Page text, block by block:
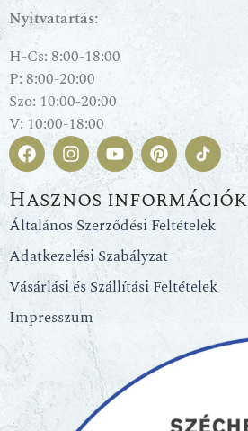
Nyitvatartás:
H-Cs: 8:00-18:00
P: 8:00-20:00
Szo: 10:00-20:00
V: 10:00-18:00
Hasznos információk
Általános Szerződési Feltételek
Adatkezelési Szabályzat
Vásárlási és Szállítási Feltételek
Impresszum